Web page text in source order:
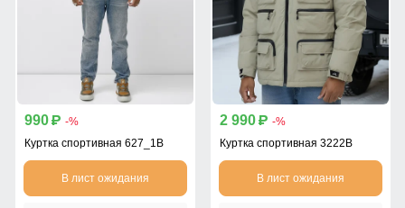
990 p -%
Куртка спортивная 627_1B
В лист ожидания
2 990 p -%
Куртка спортивная 3222B
В лист ожидания